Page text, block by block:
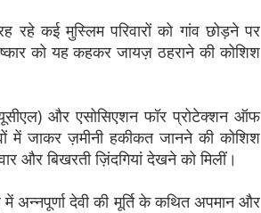
रहे कई मुस्लिम परिवारों को गांव छोड़ने पर
को यह कहकर जायज़ ठहराने की कोशिश
और एसोसिएशन फॉर प्रोटेक्शन ऑफ
में जाकर ज़मीनी हकीकत जानने की कोशिश
और बिखरती ज़िंदगियां देखने को मिलीं।
अन्नपूर्णा देवी की मूर्ति के कथित अपमान और